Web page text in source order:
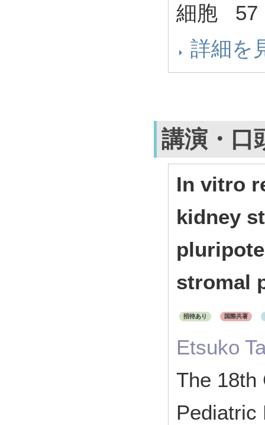
細胞 57
詳細を
講演・口
In vitro
kidney
stromal
招待あり 国際共著
Etsuko
The 18th
Pediatric